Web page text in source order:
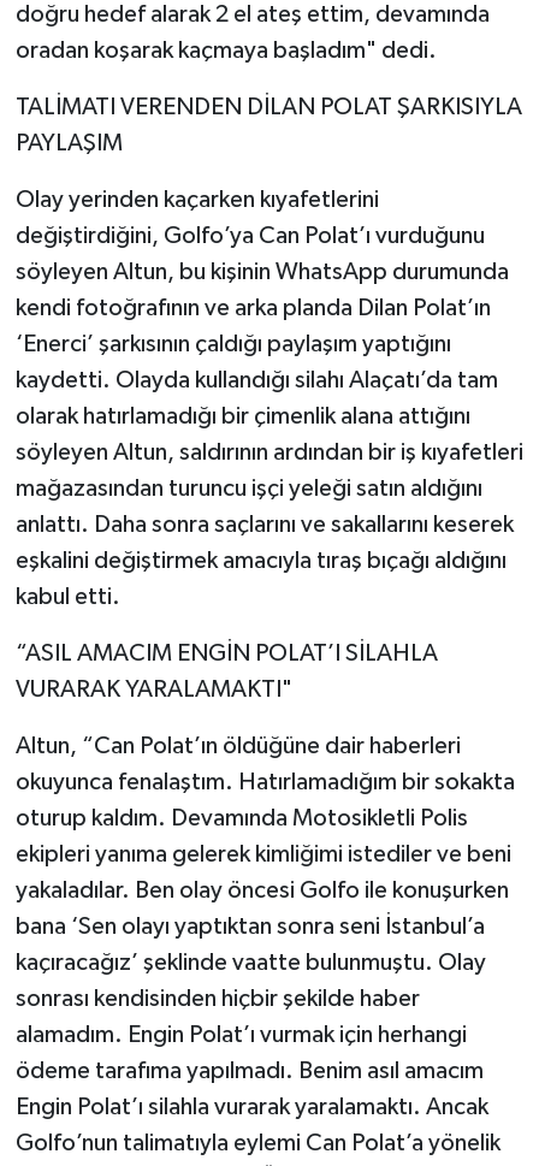
doğru hedef alarak 2 el ateş ettim, devamında
oradan koşarak kaçmaya başladım" dedi.
TALİMATI VERENDEN DİLAN POLAT ŞARKISIYLA
PAYLAŞIM
Olay yerinden kaçarken kıyafetlerini
değiştirdiğini, Golfo’ya Can Polat’ı vurduğunu
söyleyen Altun, bu kişinin WhatsApp durumunda
kendi fotoğrafının ve arka planda Dilan Polat’ın
‘Enerci’ şarkısının çaldığı paylaşım yaptığını
kaydetti. Olayda kullandığı silahı Alaçatı’da tam
olarak hatırlamadığı bir çimenlik alana attığını
söyleyen Altun, saldırının ardından bir iş kıyafetleri
mağazasından turuncu işçi yeleği satın aldığını
anlattı. Daha sonra saçlarını ve sakallarını keserek
eşkalini değiştirmek amacıyla tıraş bıçağı aldığını
kabul etti.
“ASIL AMACIM ENGİN POLAT’I SİLAHLA
VURARAK YARALAMAKTI"
Altun, “Can Polat’ın öldüğüne dair haberleri
okuyunca fenalaştım. Hatırlamadığım bir sokakta
oturup kaldım. Devamında Motosikletli Polis
ekipleri yanıma gelerek kimliğimi istediler ve beni
yakaladılar. Ben olay öncesi Golfo ile konuşurken
bana ‘Sen olayı yaptıktan sonra seni İstanbul’a
kaçıracağız’ şeklinde vaatte bulunmuştu. Olay
sonrası kendisinden hiçbir şekilde haber
alamadım. Engin Polat’ı vurmak için herhangi
ödeme tarafıma yapılmadı. Benim asıl amacım
Engin Polat’ı silahla vurarak yaralamaktı. Ancak
Golfo’nun talimatıyla eylemi Can Polat’a yönelik